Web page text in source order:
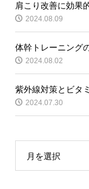
肩こり改善に効果
2024.08.09
体幹トレーニング
2024.08.02
紫外線対策とビタ
2024.07.30
月を選択